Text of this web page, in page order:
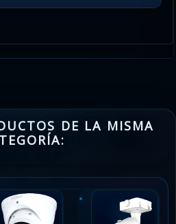
DE LA MISMA